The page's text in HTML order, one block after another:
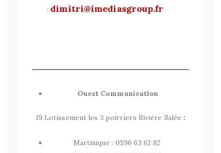
: dimitri@imediasgroup.fr
Ouest Communication
19 Lotissement les 3 poirriers Rivière Salée :
Martinique : 0596 63 62 82